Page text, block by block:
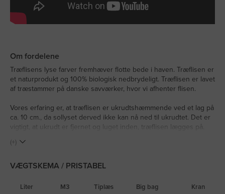
Om fordelene
Træflisens lyse farver fremhæver flotte bede i haven. Træflisen er
et naturprodukt og 100% biologisk nedbrydeligt. Træflisen er lavet
af træstammer på danske savværker, hvor vi afhenter flisen.
Vores erfaring er, at træflisen er ukrudtshæmmende ved et lag på
ca. 10 cm., da sollyset derved ikke kan nå ned til ukrudtet. Det er
vigtigt, at ukrudt er fjernet og luget inden, træflisen lægges på.
(+)
VÆGTSKEMA / PRISTABEL
Liter M3 Tiplæs Big bag Kran